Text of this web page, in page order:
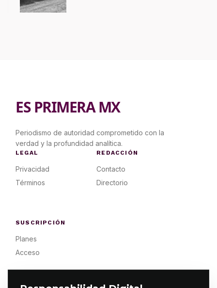
ES PRIMERA MX
Periodismo de autoridad comprometido con la
verdad y la profundidad analítica.
LEGAL
Privacidad
Términos
REDACCIÓN
Contacto
Directorio
SUSCRIPCIÓN
Planes
Acceso